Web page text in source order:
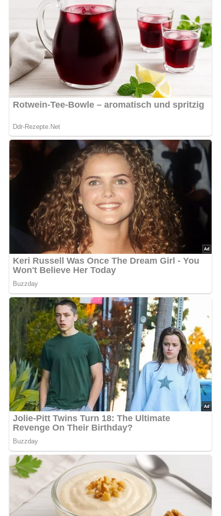
Anfänger und erfahrene Köche gleichermaßen geeignet.
Nährwertangaben (pro Portion)
Die genauen Nährwertangaben können je nach
Zubereitung und verwendeten Zutaten variieren. Als grobe
Schätzung enthält eine Portion Hühnereintopf etwa 350-
400 Kalorien.
Zubereitungszeit
Die Zubereitungszeit beträgt etwa 2 Stunden,
einschließlich der Garzeit für das Huhn und die Gemüse.
Haltbarkeit und Aufbewahrung
Übrig gebliebener Hühnereintopf kann im Kühlschrank für
bis zu 3 Tage aufbewahrt werden. Vor dem erneuten
Aufwärmen gründlich erhitzen.
Küchenutensilien
Großer Topf oder Dutch Oven
Schneidebrett und Messer
Kochlöffel
Suppenkelle
Optional: Reiskocher oder separater Topf zum Kochen
des Reises
Tipps zum Rezept
Experimentiere mit verschiedenen Gemüsesorten je
nach Saison und Vorlieben.
Verwende frische Kräuter für noch mehr Geschmack.
Getränke und Beilagen
Serviere den Hühnereintopf mit frisch gebackenem Brot
oder Brötchen und einem einfachen grünen Salat für eine
ausgewogene Mahlzeit.
Variationen des Rezepts